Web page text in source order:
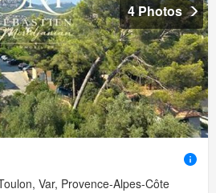
4 Photos
Var, Provence-Alpes-Côte